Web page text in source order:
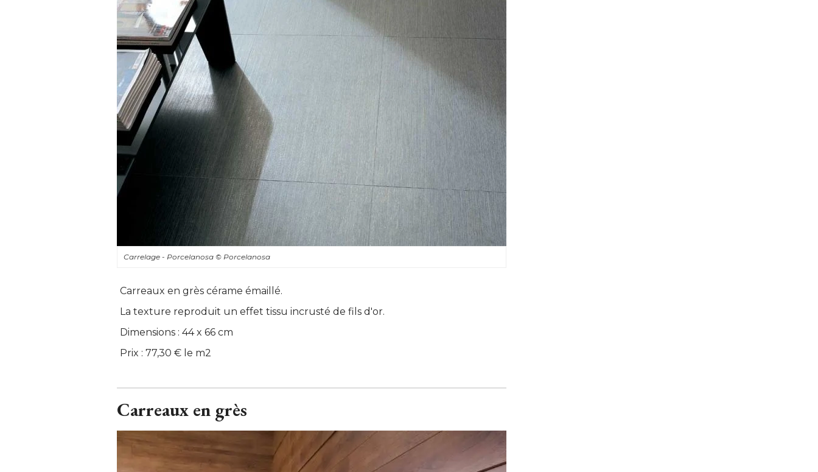
Carrelage - Porcelanosa© Porcelanosa
Carreaux en grès cérame émaillé.
La texture reproduit un effet tissu incrusté de fils d'or.
Dimensions : 44 x 66 cm
Prix : 77,30 € le m2
Carreaux en grès